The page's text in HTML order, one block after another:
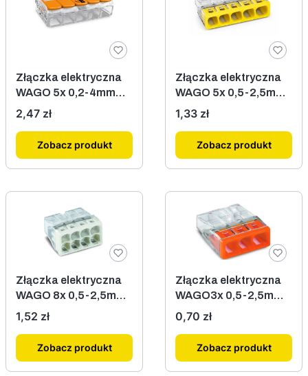
Złączka elektryczna
WAGO 5x 0,2-4mm
221-415
Cena
2,47 zł
Zobacz produkt
Złączka elektryczna
WAGO 5x 0,5-2,5mm
2273-205
Cena
1,33 zł
Zobacz produkt
Złączka elektryczna
WAGO 8x 0,5-2,5mm
2273-208
Cena
1,52 zł
Zobacz produkt
Złączka elektryczna
WAGO3x 0,5-2,5mm
2273-203
Cena
0,70 zł
Zobacz produkt